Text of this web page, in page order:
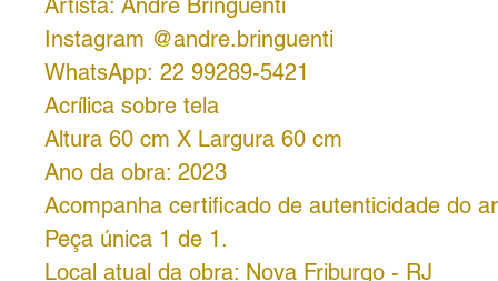
Artista: André Bringuenti
Instagram @andre.bringuenti
WhatsApp: 22 99289-5421
Acrílica sobre tela
Altura 60 cm X Largura 60 cm
Ano da obra: 2023
Acompanha certificado de autenticidade do
Peça única 1 de 1.
Local atual da obra: Nova Friburgo - RJ